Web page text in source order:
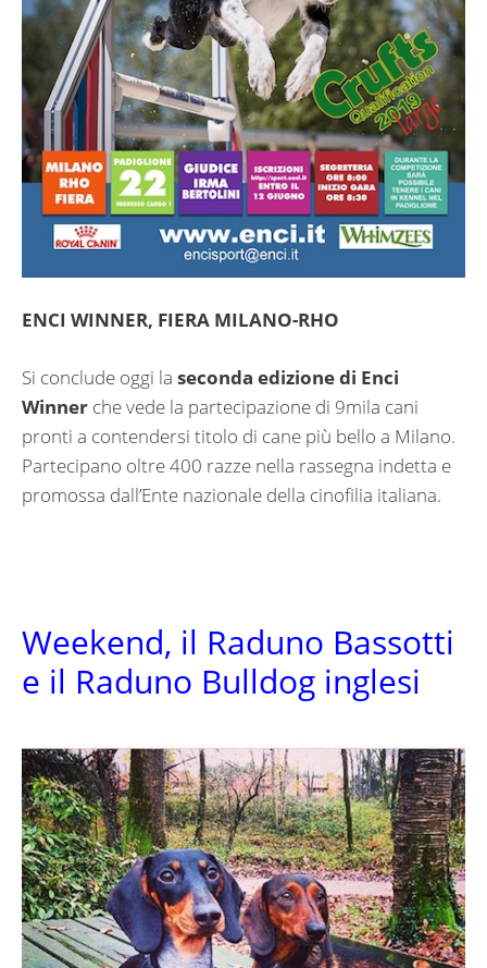
ENCI WINNER, FIERA MILANO-RHO
Si conclude oggi la seconda edizione di Enci
Winner che vede la partecipazione di 9mila cani
pronti a contendersi titolo di cane più bello a Milano.
Partecipano oltre 400 razze nella rassegna indetta e
promossa dall’Ente nazionale della cinofilia italiana.
Weekend, il Raduno Bassotti
e il Raduno Bulldog inglesi